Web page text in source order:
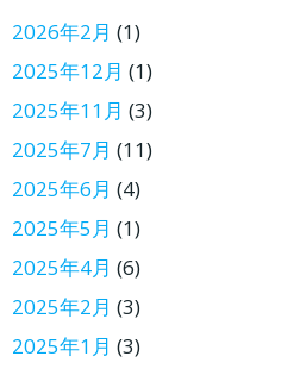
2026年2月 (1)
2025年12月 (1)
2025年11月 (3)
2025年7月 (11)
2025年6月 (4)
2025年5月 (1)
2025年4月 (6)
2025年2月 (3)
2025年1月 (3)